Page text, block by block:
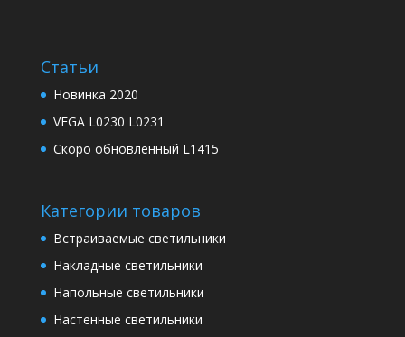
Статьи
Новинка 2020
VEGA L0230 L0231
Скоро обновленный L1415
Категории товаров
Встраиваемые светильники
Накладные светильники
Напольные светильники
Настенные светильники